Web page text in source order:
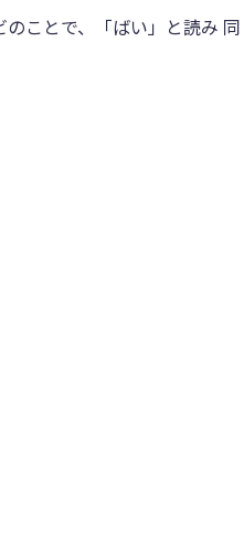
ことで、「ばい」と読み 同